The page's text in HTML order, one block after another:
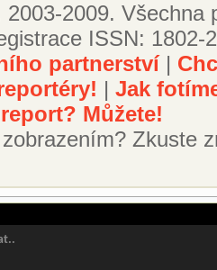
2009.
ISSN: 1802-
partnerství|
| Jak
Můžete!
Zkuste